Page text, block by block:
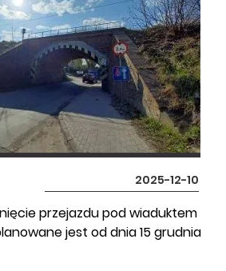
2025-12-10
przejazdu pod wiaduktem
jest od dnia 15 grudnia